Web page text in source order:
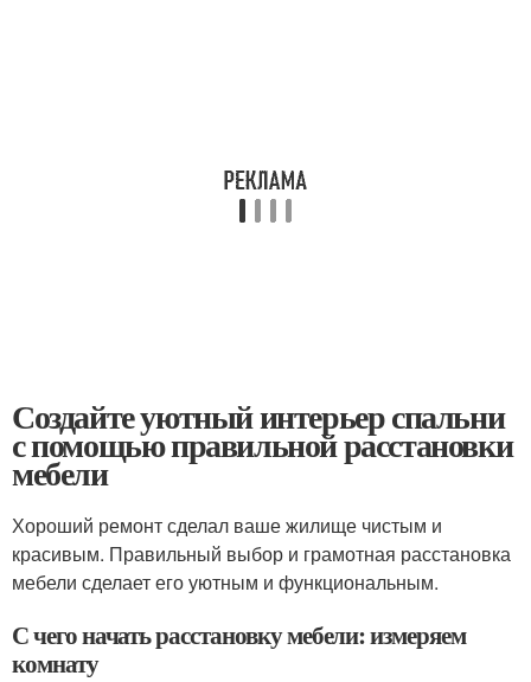
Создайте уютный интерьер спальни
с помощью правильной расстановки
мебели
Хороший ремонт сделал ваше жилище чистым и
красивым. Правильный выбор и грамотная расстановка
мебели сделает его уютным и функциональным.
С чего начать расстановку мебели: измеряем
комнату